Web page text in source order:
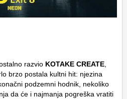
razvio KOTAKE CREATE,
brzo postala kultni hit: njezina
podzemni hodnik, nekoliko
da će i najmanja pogreška vratiti